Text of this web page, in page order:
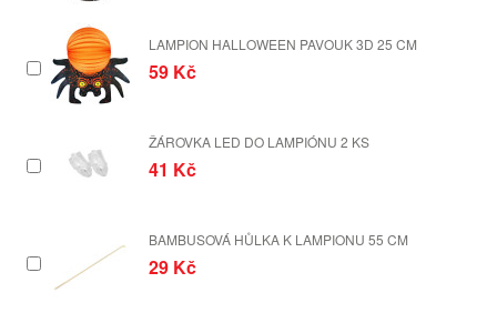
LAMPION HALLOWEEN PAVOUK 3D 25 CM
59 Kč
ŽÁROVKA LED DO LAMPIÓNU 2 KS
41 Kč
BAMBUSOVÁ HŮLKA K LAMPIONU 55 CM
29 Kč